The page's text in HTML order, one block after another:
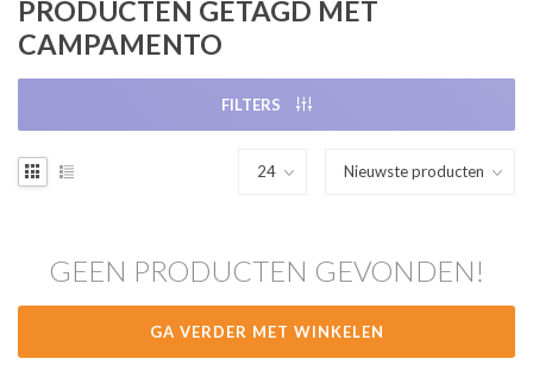
PRODUCTEN GETAGD MET
CAMPAMENTO
FILTERS
GEEN PRODUCTEN GEVONDEN!
GA VERDER MET WINKELEN